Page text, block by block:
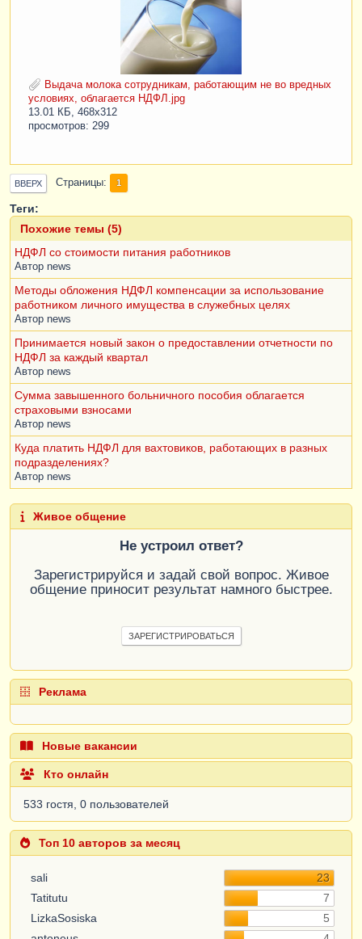
Выдача молока сотрудникам, работающим не во вредных
условиях, облагается НДФЛ.jpg
13.01 КБ, 468x312
просмотров: 299
ВВЕРХ Страницы 1
Теги:
Похожие темы (5)
НДФЛ со стоимости питания работников
Автор news
Методы обложения НДФЛ компенсации за использование
работником личного имущества в служебных целях
Автор news
Принимается новый закон о предоставлении отчетности по
НДФЛ за каждый квартал
Автор news
Сумма завышенного больничного пособия облагается
страховыми взносами
Автор news
Куда платить НДФЛ для вахтовиков, работающих в разных
подразделениях?
Автор news
Живое общение
Не устроил ответ?
Зарегистрируйся и задай свой вопрос. Живое
общение приносит результат намного быстрее.
ЗАРЕГИСТРИРОВАТЬСЯ
Реклама
Новые вакансии
Кто онлайн
533 гостя, 0 пользователей
Топ 10 авторов за месяц
sali
23
Tatitutu
7
LizkaSosiska
5